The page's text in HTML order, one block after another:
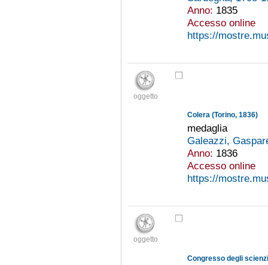
Anno: 1835
Accesso online
https://
oggetto
Colera (Torino, 1836)
medaglia
Galeazzi,
Anno: 1836
Accesso online
https://
oggetto
Congresso degli